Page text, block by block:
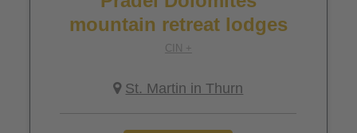
mountain retreat lodges
CIN +
St. Martin in Thurn